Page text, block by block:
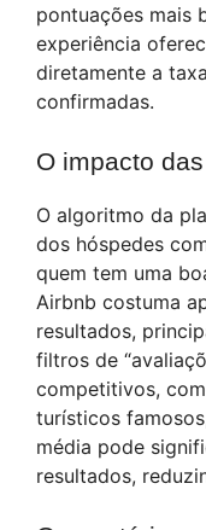
pontuações mais
experiência
diretamente a
confirmadas.
O impacto
O algoritmo da
dos hóspedes
quem tem uma
Airbnb costuma
resultados,
filtros de
competitivos,
turísticos
média pode
resultados,